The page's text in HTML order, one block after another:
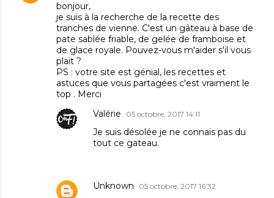
bonjour,
je suis à la recherche de la recette des
tranches de vienne. C'est un gâteau à base de
pate sablée friable, de gelée de framboise et
de glace royale. Pouvez-vous m'aider s'il vous
plait ?
PS : votre site est génial, les recettes et
astuces que vous partagées c'est vraiment le
top . Merci
Valérie 05 octobre, 2017 14:11
Je suis désolée je ne connais pas du
tout ce gateau.
Unknown 05 octobre, 2017 16:32